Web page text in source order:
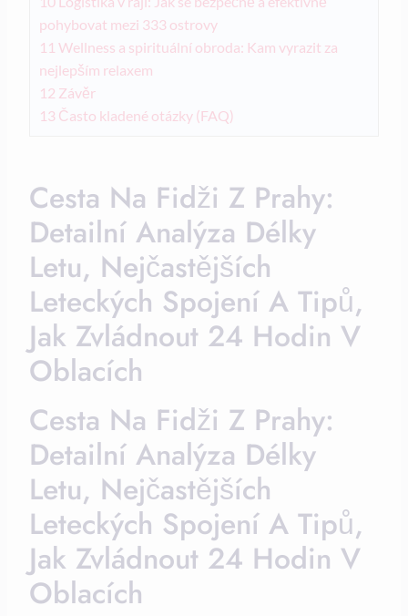
pohybovat mezi 333 ostrovy
11 Wellness a spirituální obroda: Kam vyrazit za
nejlepším relaxem
12 Závěr
13 Často kladené otázky (FAQ)
Cesta Na Fidži Z Prahy:
Detailní Analýza Délky
Letu, Nejčastějších
Leteckých Spojení A Tipů,
Jak Zvládnout 24 Hodin V
Oblacích
Cesta Na Fidži Z Prahy:
Detailní Analýza Délky
Letu, Nejčastějších
Leteckých Spojení A Tipů,
Jak Zvládnout 24 Hodin V
Oblacích